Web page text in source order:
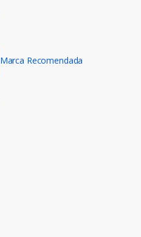
Marca Recomendada